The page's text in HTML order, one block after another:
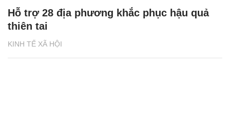
KINH TẾ XÃ HỘI
Hỗ trợ 28 địa phương khắc phục hậu quả
thiên tai